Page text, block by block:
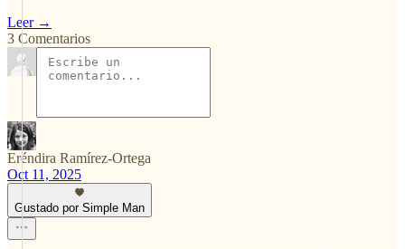
Leer →
3 Comentarios
Eréndira Ramírez-Ortega
Oct 11, 2025
Gustado por Simple Man